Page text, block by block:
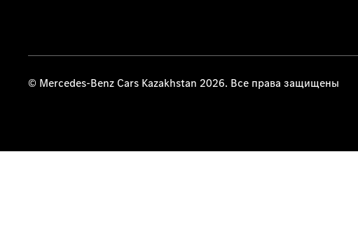
© Mercedes-Benz Cars Kazakhstan 2026. Все права защищены